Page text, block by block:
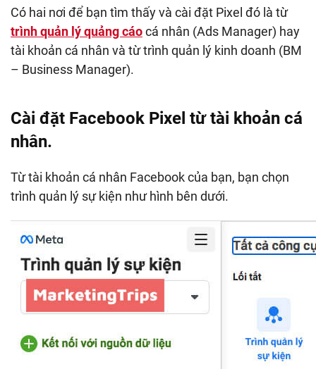
Có hai nơi để bạn tìm thấy và cài đặt Pixel đó là từ
trình quản lý quảng cáocá nhân (Ads Manager) hay
tài khoản cá nhân và từ trình quản lý kinh doanh (BM
– Business Manager).
Cài đặt Facebook Pixel từ tài khoản cá
nhân.
Từ tài khoản cá nhân Facebook của bạn, bạn chọn
trình quản lý sự kiện như hình bên dưới.